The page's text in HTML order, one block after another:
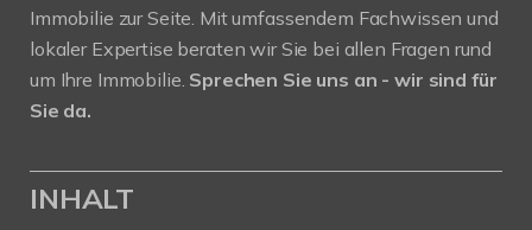
Immobilie zur Seite. Mit umfassendem Fachwissen und
lokaler Expertise beraten wir Sie bei allen Fragen rund
um Ihre Immobilie. Sprechen Sie uns an - wir sind für
Sie da.
INHALT